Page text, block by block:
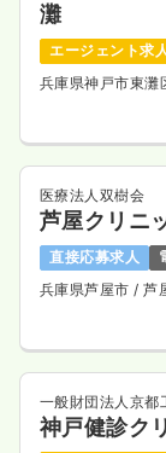
夜勤のみ（常
気
日勤のみ（パ
灘
エージェント求
兵庫県神戸市東灘
医療法人双樹会
芦屋クリニ
直接応募求人
兵庫県芦屋市 / 芦
一般財団法人京都
神戸健診ク